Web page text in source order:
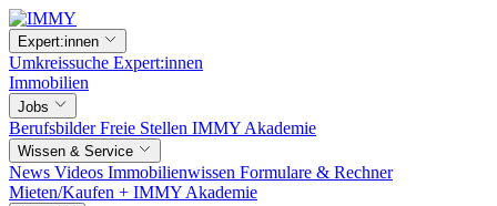
Expert:innen
Umkreissuche Expert:innen
Immobilien
Jobs
BerufsbilderFreie Stellen IMMY Akademie
Wissen & Service
News Videos Immobilienwissen Formulare & Rechner
Mieten/Kaufen + IMMY Akademie